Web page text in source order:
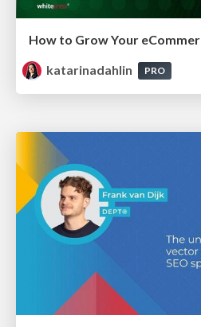
katarinadahlin
PRO